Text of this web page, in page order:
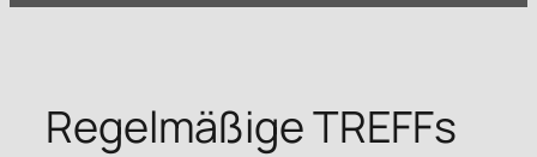
Regelmäßige TREFFs